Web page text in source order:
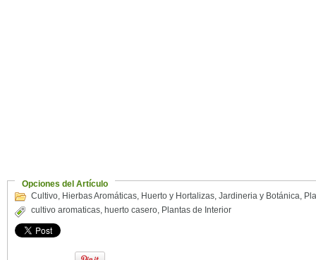
Opciones del Artículo
Cultivo, Hierbas Aromáticas, Huerto y Hortalizas, Jardineria y Botánica,
cultivo aromaticas, huerto casero, Plantas de Interior